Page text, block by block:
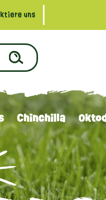
uns
Chinchilla